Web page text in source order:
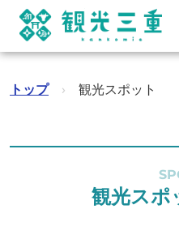
トップ › 観光スポット
観光スポ